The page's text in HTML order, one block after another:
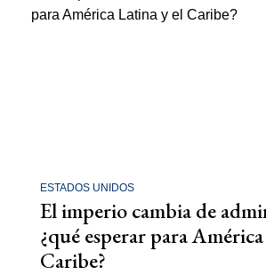
ESTADOS UNIDOS
El imperio cambia de
¿qué esperar para
Caribe?